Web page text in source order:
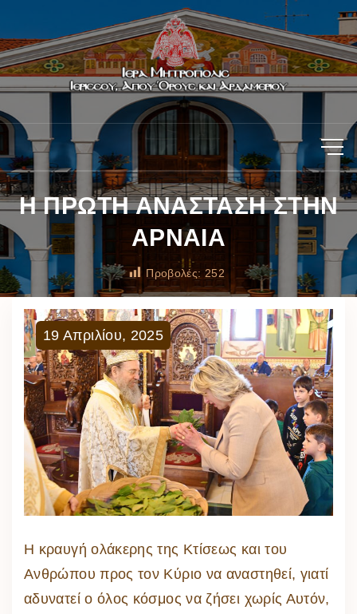
Η ΠΡΩΤΗ ΑΝΑΣΤΑΣΗ ΣΤΗΝ
ΑΡΝΑΙΑ
Προβολές: 252
19 Απριλίου, 2025
Η κραυγή ολάκερης της Κτίσεως και του
Ανθρώπου προς τον Κύριο να αναστηθεί, γιατί
αδυνατεί ο όλος κόσμος να ζήσει χωρίς Αυτόν,